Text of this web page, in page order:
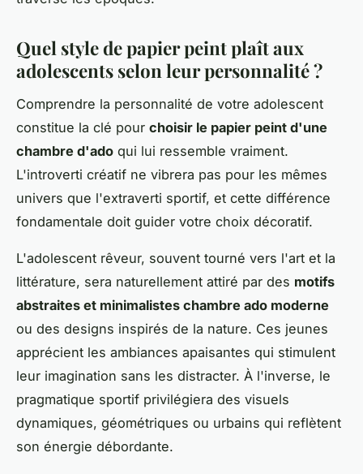
Quel style de papier peint plaît aux
adolescents selon leur personnalité ?
Comprendre la personnalité de votre adolescent
constitue la clé pour choisir le papier peint d'une
chambre d'ado qui lui ressemble vraiment.
L'introverti créatif ne vibrera pas pour les mêmes
univers que l'extraverti sportif, et cette différence
fondamentale doit guider votre choix décoratif.
L'adolescent rêveur, souvent tourné vers l'art et la
littérature, sera naturellement attiré par des motifs
abstraites et minimalistes chambre ado moderne
ou des designs inspirés de la nature. Ces jeunes
apprécient les ambiances apaisantes qui stimulent
leur imagination sans les distracter. À l'inverse, le
pragmatique sportif privilégiera des visuels
dynamiques, géométriques ou urbains qui reflètent
son énergie débordante.